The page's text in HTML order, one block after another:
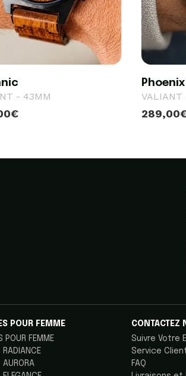
- 43MM
Phoenix
VALIANT
POUR FEMME
POUR FEMME
CONTACTEZ
Suivre Votre
Service
FAQ